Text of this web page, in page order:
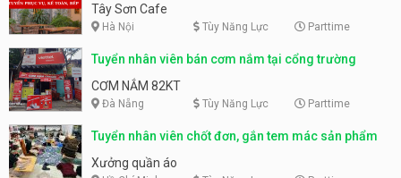
Tây Sơn Cafe
Hà Nội Tùy Năng Lực Parttime
Tuyển nhân viên bán cơm nắm tại cổng trường
CƠM NẮM 82KT
Đà Nẵng Tùy Năng Lực Parttime
Tuyển nhân viên chốt đơn, gắn tem mác sản phẩm
Xưởng quần áo